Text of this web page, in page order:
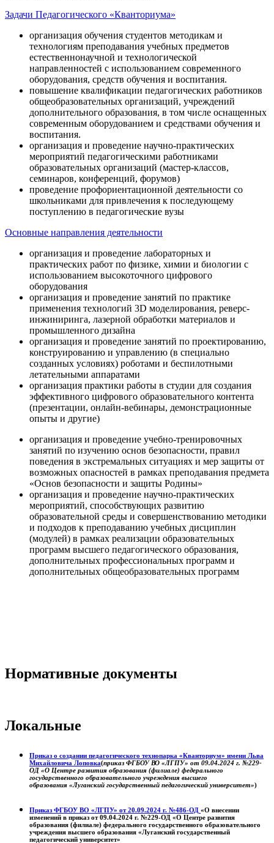
Задачи Педагогического «Кванториума»
организация обучения студентов методикам и
технологиям преподавания учебных предметов
естественнонаучной и технологической
направленностей с использованием современного
оборудования, средств обучения и воспитания.
повышение квалификации педагогических работников
общеобразовательных организаций, учреждений
дополнительного образования, в том числе оснащенных
современным оборудованием и средствами обучения и
воспитания.
организация и проведение научно-практических
мероприятий педагогическими работниками
образовательных организаций (мастер-классов,
семинаров, конференций, форумов)
проведение профориентационной деятельности со
школьниками для привлечения к последующему
поступлению в педагогические вузы
Основные направления деятельности
организация и проведение лабораторных и
практических работ по физике, химии и биологии с
использованием высокоточного цифрового
оборудования
организация и проведение занятий по практике
применения технологий 3D моделирования, реверс-
инжиниринга, лазерной обработки материалов и
промышленного дизайна
организация и проведение занятий по проектированию,
конструированию и управлению (в специально
созданных условиях) роботами и беспилотными
летательными аппаратами
организация практики работы в студии для создания
эффективного цифрового образовательного контента
(презентации, онлайн-вебинары, демонстрационные
опыты и другие)
организация и проведение учебно-тренировочных
занятий по изучению основ безопасности, правил
поведения в экстремальных ситуациях и мер защиты от
возможных опасностей в рамках преподавания предмета
«Основ безопасности и защиты Родины»
организация и проведение научно-практических
мероприятий, способствующих развитию
образовательной среды и совершенствованию методики
и подходов к преподаванию учебных дисциплин
(модулей) в рамках реализации образовательных
программ высшего педагогического образования,
дополнительных профессиональных программ и
дополнительных общеобразовательных программ
Нормативные документы
Локальные
Приказ о создании педагогического технопарка «Кванториум» имени Льва
Михайловича Лоповка(приказ ФГБОУ ВО «ЛГПУ» от 09.04.2024 г. №229-
ОД «О Центре развития образования (филиале) федерального
государственного образовательного учреждения высшего
образования «Луганский государственный педагогический университет»)
Приказ ФГБОУ ВО «ЛГПУ» от 20.09.2024 г. №486-ОД «О внесении
изменений в приказ от 09.04.2024 г. №229-ОД «О Центре развития
образования (филиале) федерального государственного образовательного
учреждения высшего образования «Луганский государственный
педагогический университет»